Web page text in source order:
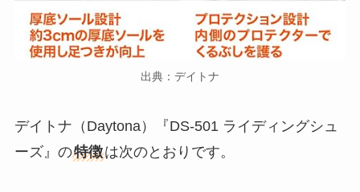
出典：デイトナ
デイトナ（Daytona）『DS-501 ライディングシュ
ーズ』の特徴は次のとおりです。